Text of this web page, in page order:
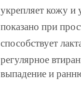
укрепляет кожу и
показано при
cпособствует
регулярное
выпадение и